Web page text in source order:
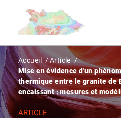
contenu
Fil
d'Ariane
Accueil
Article
Mise en évidence d'un
thermique entre le granite de
encaissant : mesures et
ARTICLE